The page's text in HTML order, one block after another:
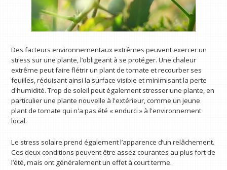
Des facteurs environnementaux extrêmes peuvent exercer un
stress sur une plante, l’obligeant à se protéger. Une chaleur
extrême peut faire flétrir un plant de tomate et recourber ses
feuilles, réduisant ainsi la surface visible et minimisant la perte
d'humidité. Trop de soleil peut également stresser une plante, en
particulier une plante nouvelle à l'extérieur, comme un jeune
plant de tomate qui n'a pas été « endurci » à l'environnement
local.
Le stress solaire prend également l’apparence d’un relâchement.
Ces deux conditions peuvent être assez courantes au plus fort de
l’été, mais ont généralement un effet à court terme.